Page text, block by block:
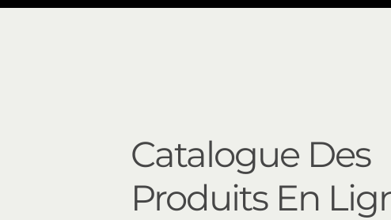
Catalogue Des
Produits En